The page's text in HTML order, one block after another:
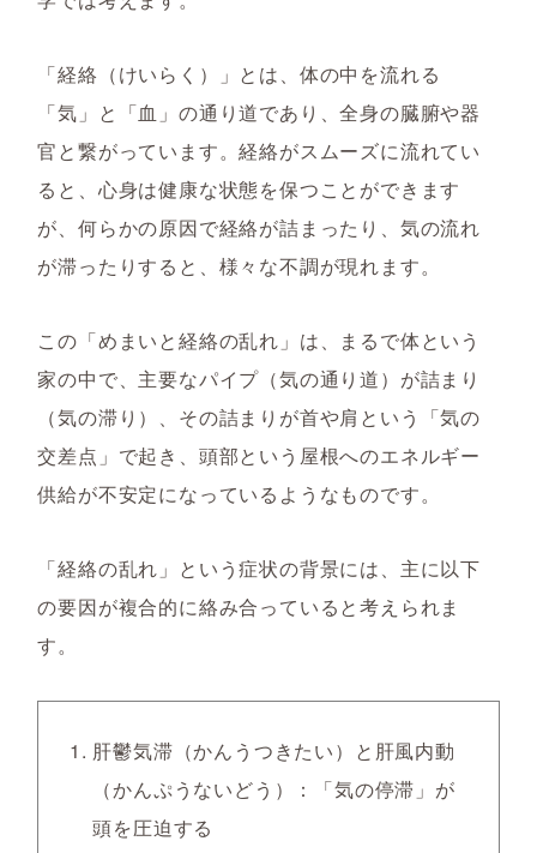
「経絡（けいらく）」とは、体の中を流れる
「気」と「血」の通り道であり、全身の臓腑や器
官と繋がっています。経絡がスムーズに流れてい
ると、心身は健康な状態を保つことができます
が、何らかの原因で経絡が詰まったり、気の流れ
が滞ったりすると、様々な不調が現れます。
この「めまいと経絡の乱れ」は、まるで体という
家の中で、主要なパイプ（気の通り道）が詰まり
（気の滞り）、その詰まりが首や肩という「気の
交差点」で起き、頭部という屋根へのエネルギー
供給が不安定になっているようなものです。
「経絡の乱れ」という症状の背景には、主に以下
の要因が複合的に絡み合っていると考えられま
す。
肝鬱気滞（かんうつきたい）と肝風内動
（かんぷうないどう）：「気の停滞」が
頭を圧迫する